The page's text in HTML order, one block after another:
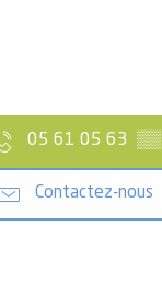
05 61 05 63 ▒▒
Contactez-nous